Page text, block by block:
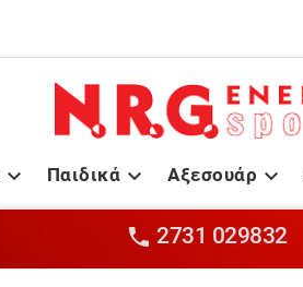
 
Παιδικά 
Αξεσουάρ
 2731 029832